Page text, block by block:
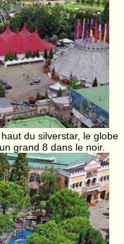
du silverstar, le globe
grand 8 dans le noir.